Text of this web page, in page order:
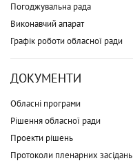
Погоджувальна рада
Виконавчий апарат
Графік роботи обласної ради
ДОКУМЕНТИ
Обласні програми
Рішення обласної ради
Проекти рішень
Протоколи пленарних засідань